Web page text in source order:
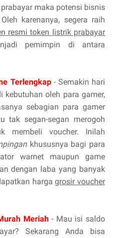
maka potensi bisnis
karenanya, segera raih
resmi token listrik prabayar
pemimpin di antara
Terlengkap- Semakin hari
kebutuhan oleh para gamer,
sebagian para gamer
tak segan-segan merogoh
membeli voucher. Inilah
khususnya bagi para
warnet maupun game
dengan laba yang banyak
hargagrosir voucher
Meriah- Mau isi saldo
Sekarang Anda bisa